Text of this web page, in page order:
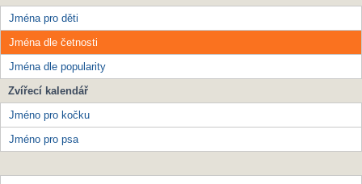
Jména pro děti
Jména dle četnosti
Jména dle popularity
Zvířecí kalendář
Jméno pro kočku
Jméno pro psa